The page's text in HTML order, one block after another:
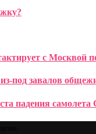
с Москвой
из-под завалов
падения самолета